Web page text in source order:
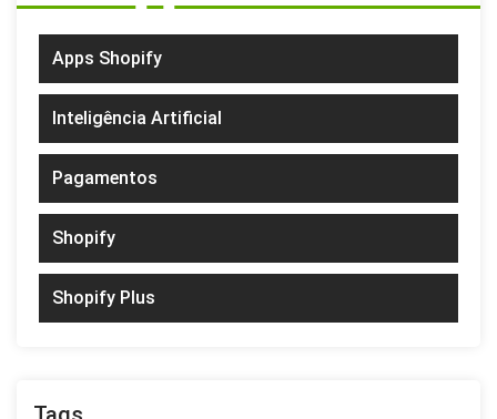
Apps Shopify
Inteligência Artificial
Pagamentos
Shopify
Shopify Plus